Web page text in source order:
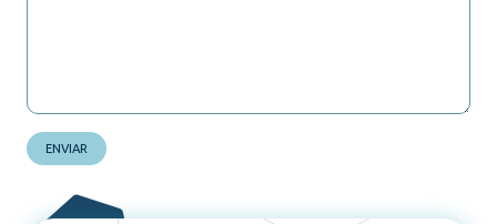
ENVIAR